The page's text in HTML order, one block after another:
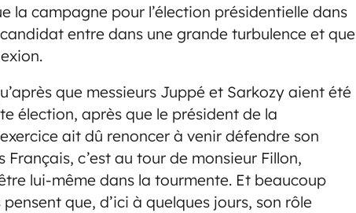
la campagne pour l’élection présidentielle dans
entre dans une grande turbulence et que
que messieurs Juppé et Sarkozy aient été
élection, après que le président de la
ait dû renoncer à venir défendre son
Français, c’est au tour de monsieur Fillon,
lui-même dans la tourmente. Et beaucoup
que, d’ici à quelques jours, son rôle